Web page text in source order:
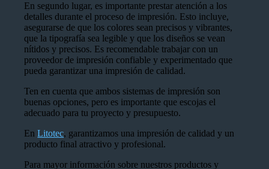
En segundo lugar, es importante prestar atención a los
detalles durante el proceso de impresión. Esto incluye,
asegurarse de que los colores sean precisos y vibrantes,
que la tipografía sea legible y que los diseños se vean
nítidos y precisos. Es recomendable trabajar con un
proveedor de impresión confiable y experimentado que
pueda garantizar una impresión de calidad.
Ten en cuenta que ambos sistemas de impresión son
buenas opciones, pero es importante que escojas el
adecuado para tu proyecto y presupuesto.
EnLitotec, garantizamos una impresión de calidad y un
producto final atractivo y profesional.
Para mayor información sobre nuestros productos y